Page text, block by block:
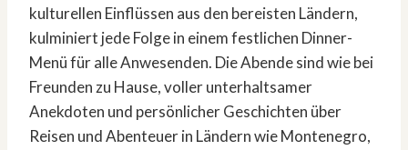
kulturellen Einflüssen aus den bereisten Ländern,
kulminiert jede Folge in einem festlichen Dinner-
Menü für alle Anwesenden. Die Abende sind wie bei
Freunden zu Hause, voller unterhaltsamer
Anekdoten und persönlicher Geschichten über
Reisen und Abenteuer in Ländern wie Montenegro,